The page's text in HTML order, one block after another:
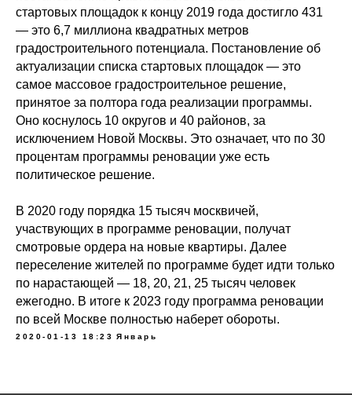
стартовых площадок к концу 2019 года достигло 431
— это 6,7 миллиона квадратных метров
градостроительного потенциала. Постановление об
актуализации списка стартовых площадок — это
самое массовое градостроительное решение,
принятое за полтора года реализации программы.
Оно коснулось 10 округов и 40 районов, за
исключением Новой Москвы. Это означает, что по 30
процентам программы реновации уже есть
политическое решение.
В 2020 году порядка 15 тысяч москвичей,
участвующих в программе реновации, получат
смотровые ордера на новые квартиры. Далее
переселение жителей по программе будет идти только
по нарастающей — 18, 20, 21, 25 тысяч человек
ежегодно. В итоге к 2023 году программа реновации
по всей Москве полностью наберет обороты.
2020-01-13 18:23 Январь
© РОСИЗОЛ 2026
О минеральной вате
Проекты
Стандартизация
Забота о потребителе